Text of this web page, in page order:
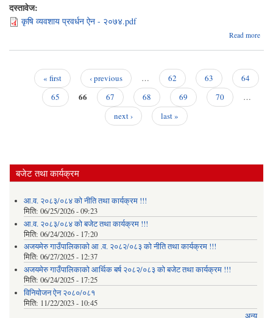
दस्तावेज:
कृषि व्यवशाय प्रवर्धन ऐन - २०७४.pdf
Read more
« first ‹ previous … 62 63
64
65
66 67 68 69 70
…
next ›
last »
बजेट तथा कार्यक्रम
आ.व. २०८३/०८४ को नीति तथा कार्यक्रम !!!
मिति: 06/25/2026 - 09:23
आ.व. २०८३/०८४ को बजेट तथा कार्यक्रम !!!
मिति: 06/24/2026 - 17:20
अजयमेरु गाउँपालिकाको आ .व. २०८२/०८३ को नीति तथा कार्यक्रम !!!
मिति: 06/27/2025 - 12:37
अजयमेरु गाउँपालिकाको आर्थिक बर्ष २०८२/०८३ को बजेट तथा कार्यक्रम !!!
मिति: 06/24/2025 - 17:25
विनियोजन ऐन २०८०/०८१
मिति: 11/22/2023 - 10:45
अन्य